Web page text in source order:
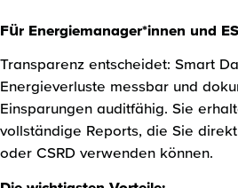
Für Energiemanager*innen und
Transparenz entscheidet: Smart
Energieverluste messbar und
Einsparungen auditfähig. Sie
vollständige Reports, die Sie
oder CSRD verwenden können.